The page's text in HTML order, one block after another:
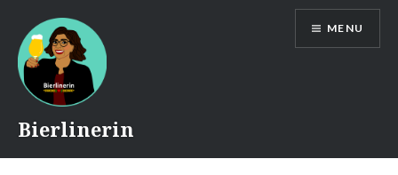
content
Bierlinerin
MENU